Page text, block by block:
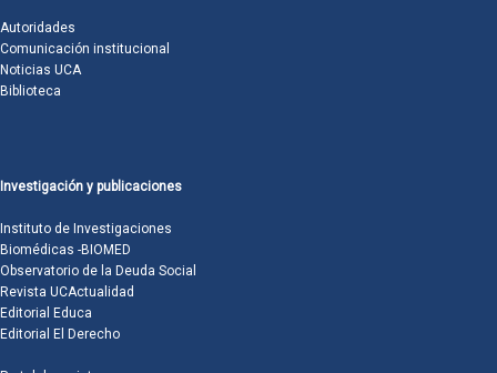
Autoridades
Comunicación institucional
Noticias UCA
Biblioteca
Investigación y publicaciones
Instituto de Investigaciones
Biomédicas -BIOMED
Observatorio de la Deuda Social
Revista UCActualidad
Editorial Educa
Editorial El Derecho